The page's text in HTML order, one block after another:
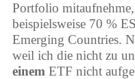
Portfolio
beispielsweise 70 %
Emerging Countries.
weil ich die nicht zu
einem ETF nicht